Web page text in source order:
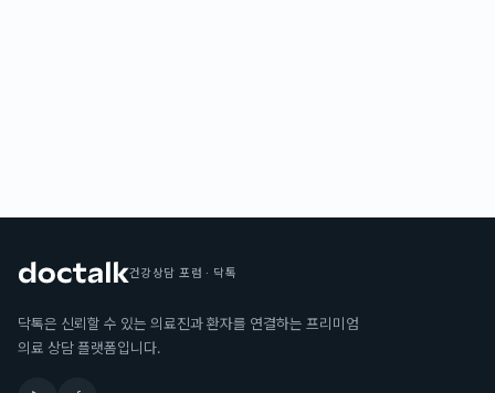
건강상담 포럼 · 닥톡
닥톡은 신뢰할 수 있는 의료진과 환자를 연결하는 프리미엄
의료 상담 플랫폼입니다.